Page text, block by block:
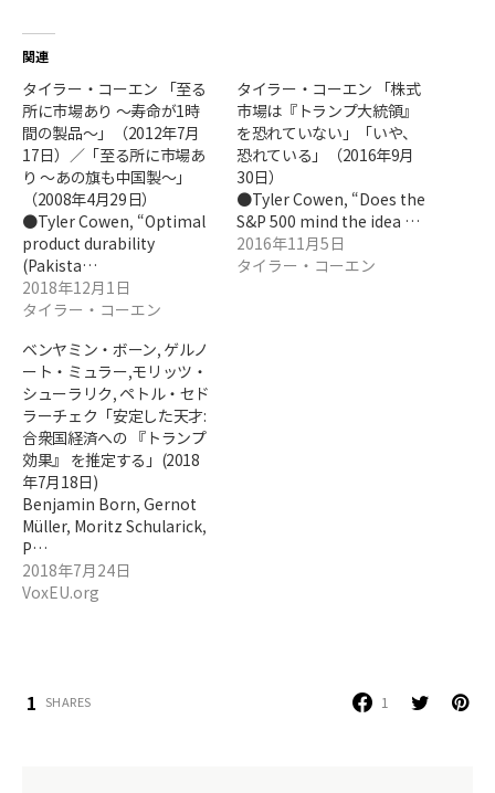
関連
タイラー・コーエン 「至る
所に市場あり ～寿命が1時
間の製品～」（2012年7月
17日）／「至る所に市場あ
り ～あの旗も中国製～」
（2008年4月29日）
●Tyler Cowen, “Optimal
product durability
(Pakista…
2018年12月1日
タイラー・コーエン
タイラー・コーエン 「株式
市場は『トランプ大統領』
を恐れていない」「いや、
恐れている」（2016年9月
30日）
●Tyler Cowen, “Does the
S&P 500 mind the idea …
2016年11月5日
タイラー・コーエン
ベンヤミン・ボーン, ゲルノ
ート・ミュラー,モリッツ・
シューラリク, ペトル・セド
ラーチェク「安定した天才:
合衆国経済への 『トランプ
効果』 を推定する」(2018
年7月18日)
Benjamin Born, Gernot
Müller, Moritz Schularick,
P…
2018年7月24日
VoxEU.org
1 SHARES 1